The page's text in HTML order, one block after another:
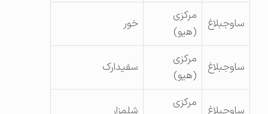
ساوجبلاغ
مرکزی
(هیو)
ساوجبلاغ
مرکزی
(هیو)
سفیدارک
ساوجبلاغ
مرکزی
شلمزار